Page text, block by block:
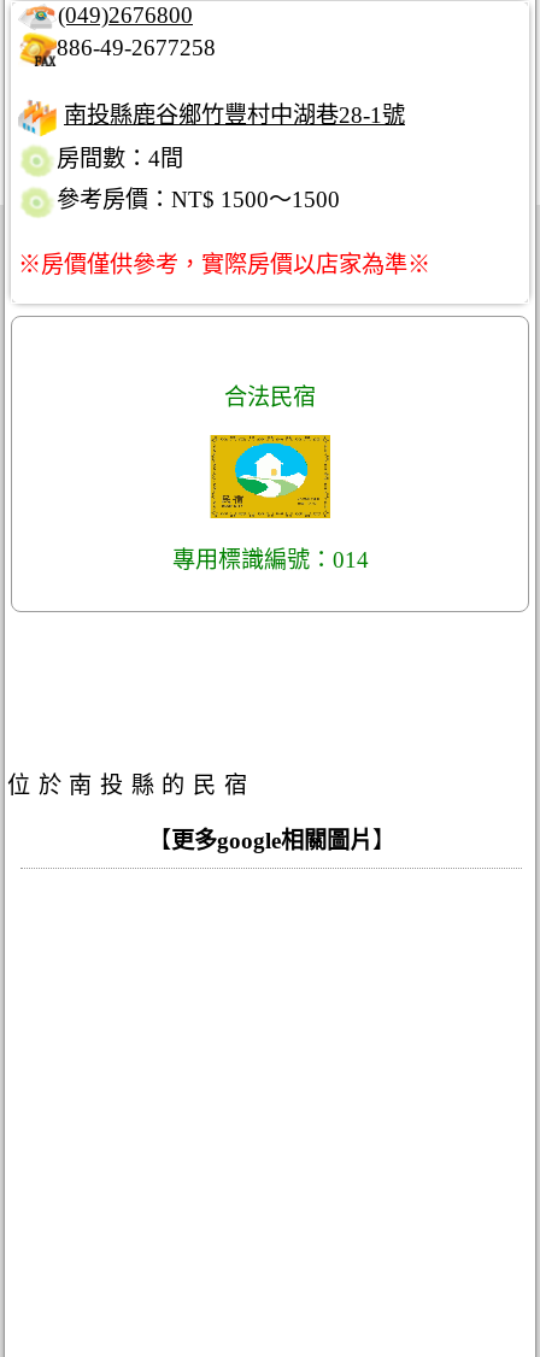
(049)2676800
886-49-2677258
南投縣鹿谷鄉竹豐村中湖巷28-1號
房間數：4間
參考房價：NT$ 1500～1500
※房價僅供參考，實際房價以店家為準※
合法民宿
專用標識編號：014
位於南投縣的民宿
【更多google相關圖片 】